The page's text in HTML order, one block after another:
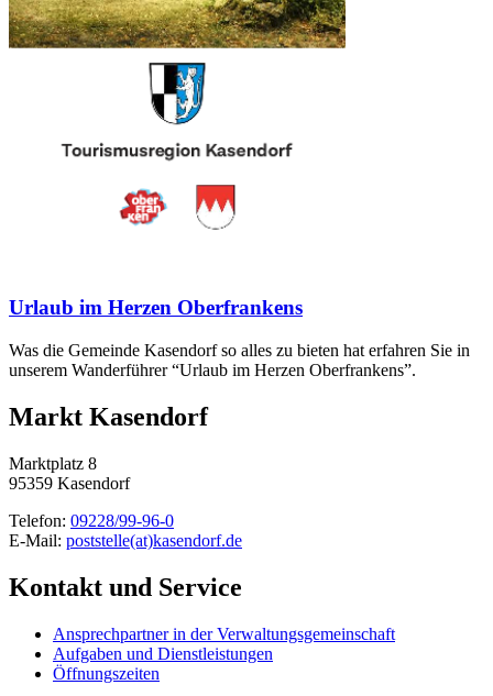
Urlaub im Herzen Oberfrankens
Was die Gemeinde Kasendorf so alles zu bieten hat erfahren Sie in
unserem Wanderführer “Urlaub im Herzen Oberfrankens”.
Markt Kasendorf
Marktplatz 8
95359 Kasendorf
Telefon: 09228/99-96-0
E-Mail: poststelle(at)kasendorf.de
Kontakt und Service
Ansprechpartner in der Verwaltungsgemeinschaft
Aufgaben und Dienstleistungen
Öffnungszeiten